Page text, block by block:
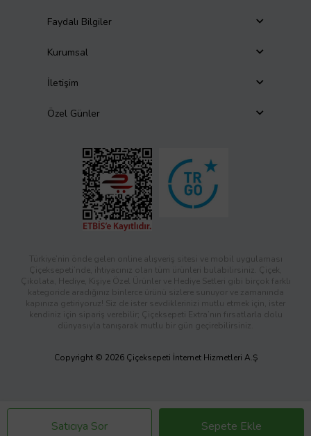
Satıcıya Sor Sepete Ekle
Faydalı Bilgiler
Kurumsal
İletişim
Özel Günler
Türkiye’nin önde gelen online alışveriş sitesi ve mobil uygulaması
Çiçeksepeti’nde, ihtiyacınız olan tüm ürünleri bulabilirsiniz. Çiçek,
Çikolata, Hediye, Kişiye Özel Ürünler ve Hediye Setleri gibi birçok farklı
kategoride aradığınız binlerce ürünü sizlere sunuyor ve zamanında
kapınıza getiriyoruz! Siz de ister sevdiklerinizi mutlu etmek için, ister
kendiniz için sipariş verebilir; Çiçeksepeti Extra’nın fırsatlarla dolu
dünyasıyla tanışarak mutlu bir gün geçirebilirsiniz.
Copyright © 2026 Çiçeksepeti İnternet Hizmetleri A.Ş